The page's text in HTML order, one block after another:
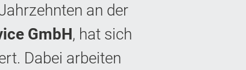
an der
GmbH, hat sich
Dabei arbeiten